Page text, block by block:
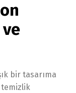
bir tasarıma
temizlik